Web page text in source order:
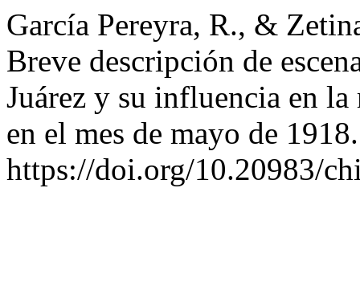
García Pereyra, R., &
Breve descripción de
Juárez y su influencia en
en el mes de mayo de
https://doi.org/10.20983/